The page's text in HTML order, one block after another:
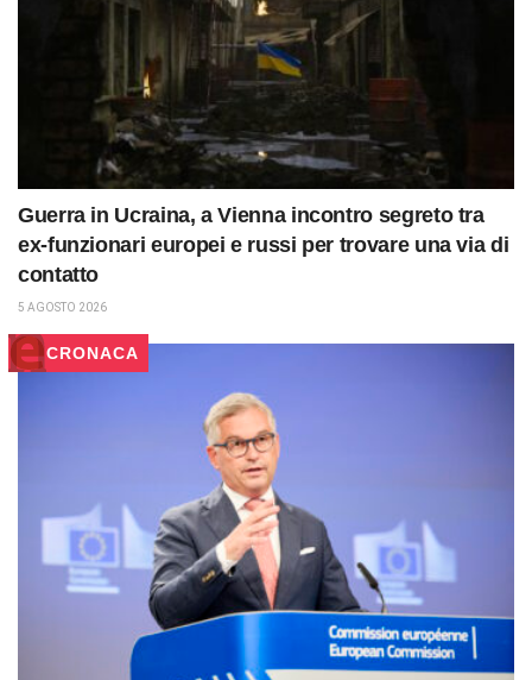
Guerra in Ucraina, a Vienna incontro segreto tra
ex-funzionari europei e russi per trovare una via di
contatto
5 AGOSTO 2026
CRONACA